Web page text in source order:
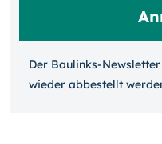
Der Baulinks-
wieder ab­bestellt